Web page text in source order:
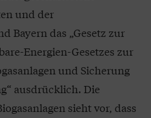
und der
Bayern das „Gesetz zur
Energien-Gesetzes zur
und Sicherung
ausdrücklich. Die
sieht vor, dass